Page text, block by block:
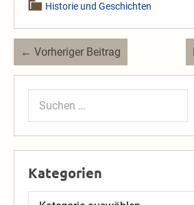
Historie und Geschichten
Beitragsnavigation
← Vorheriger Beitrag
Suchen
Kategorien
Kategorien